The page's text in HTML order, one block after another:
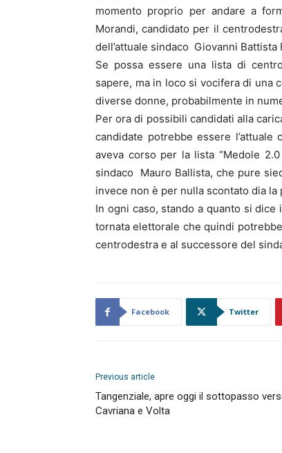
momento proprio per andare a
Morandi, candidato per il
dell’attuale sindaco Giovanni Battista
Se possa essere una lista di
sapere, ma in loco si vocifera di una
diverse donne, probabilmente in
Per ora di possibili candidati alla
candidate potrebbe essere
aveva corso per la lista “Medole
sindaco Mauro Ballista, che pure
invece non è per nulla scontato dia
In ogni caso, stando a quanto si
tornata elettorale che quindi
centrodestra e al successore del
Facebook Twitter
Previous article
Tangenziale, apre oggi il sottopasso
Cavriana e Volta